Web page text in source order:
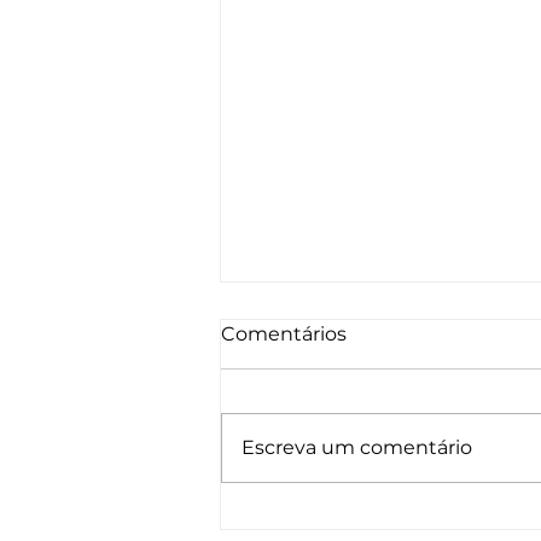
Comentários
Escreva um comentário